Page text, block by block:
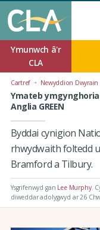
Ymunwch â'r
CLA
Cartref Newyddion Dwyrain
Ymateb
Anglia GREEN
Byddai cynigion
rhwydwaith foltedd
Bramford a Tilbury.
Ysgrifenwyd gan Lee Murphy.
diweddar adolygwyd ar 26